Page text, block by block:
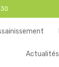
Actualités